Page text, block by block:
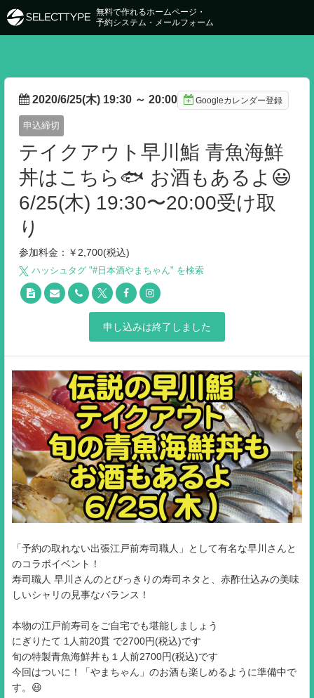
2020/6/25(木) 19:30 ～ 20:00 Googleカレンダー登録
申込締切
テイクアウト早川鮨 青魚海鮮
丼はこちら🐟 お酒もあるよ😃
6/25(木) 19:30〜20:00受け取
り
参加料金：￥2,700(税込)
ハッシュタグ "#日本酒やまちゃん" を検索
申し込みは終了しました
「予約の取れない出張江戸前寿司職人」として有名な早川さんと
のコラボイベント！
寿司職人 早川さんのとびっきりの寿司ネタと、赤酢仕込みの美味
しいシャリの見事なバランス！
本物の江戸前寿司をご自宅でも堪能しましょう
にぎりたて 1人前20貫 で2700円(税込)です
旬の特製青魚海鮮丼も１人前2700円(税込)です
今回はついに！「やまちゃん」のお酒も楽しめるように準備中で
す。😃
無料で作れるホームページ・
予約システム・メールフォーム